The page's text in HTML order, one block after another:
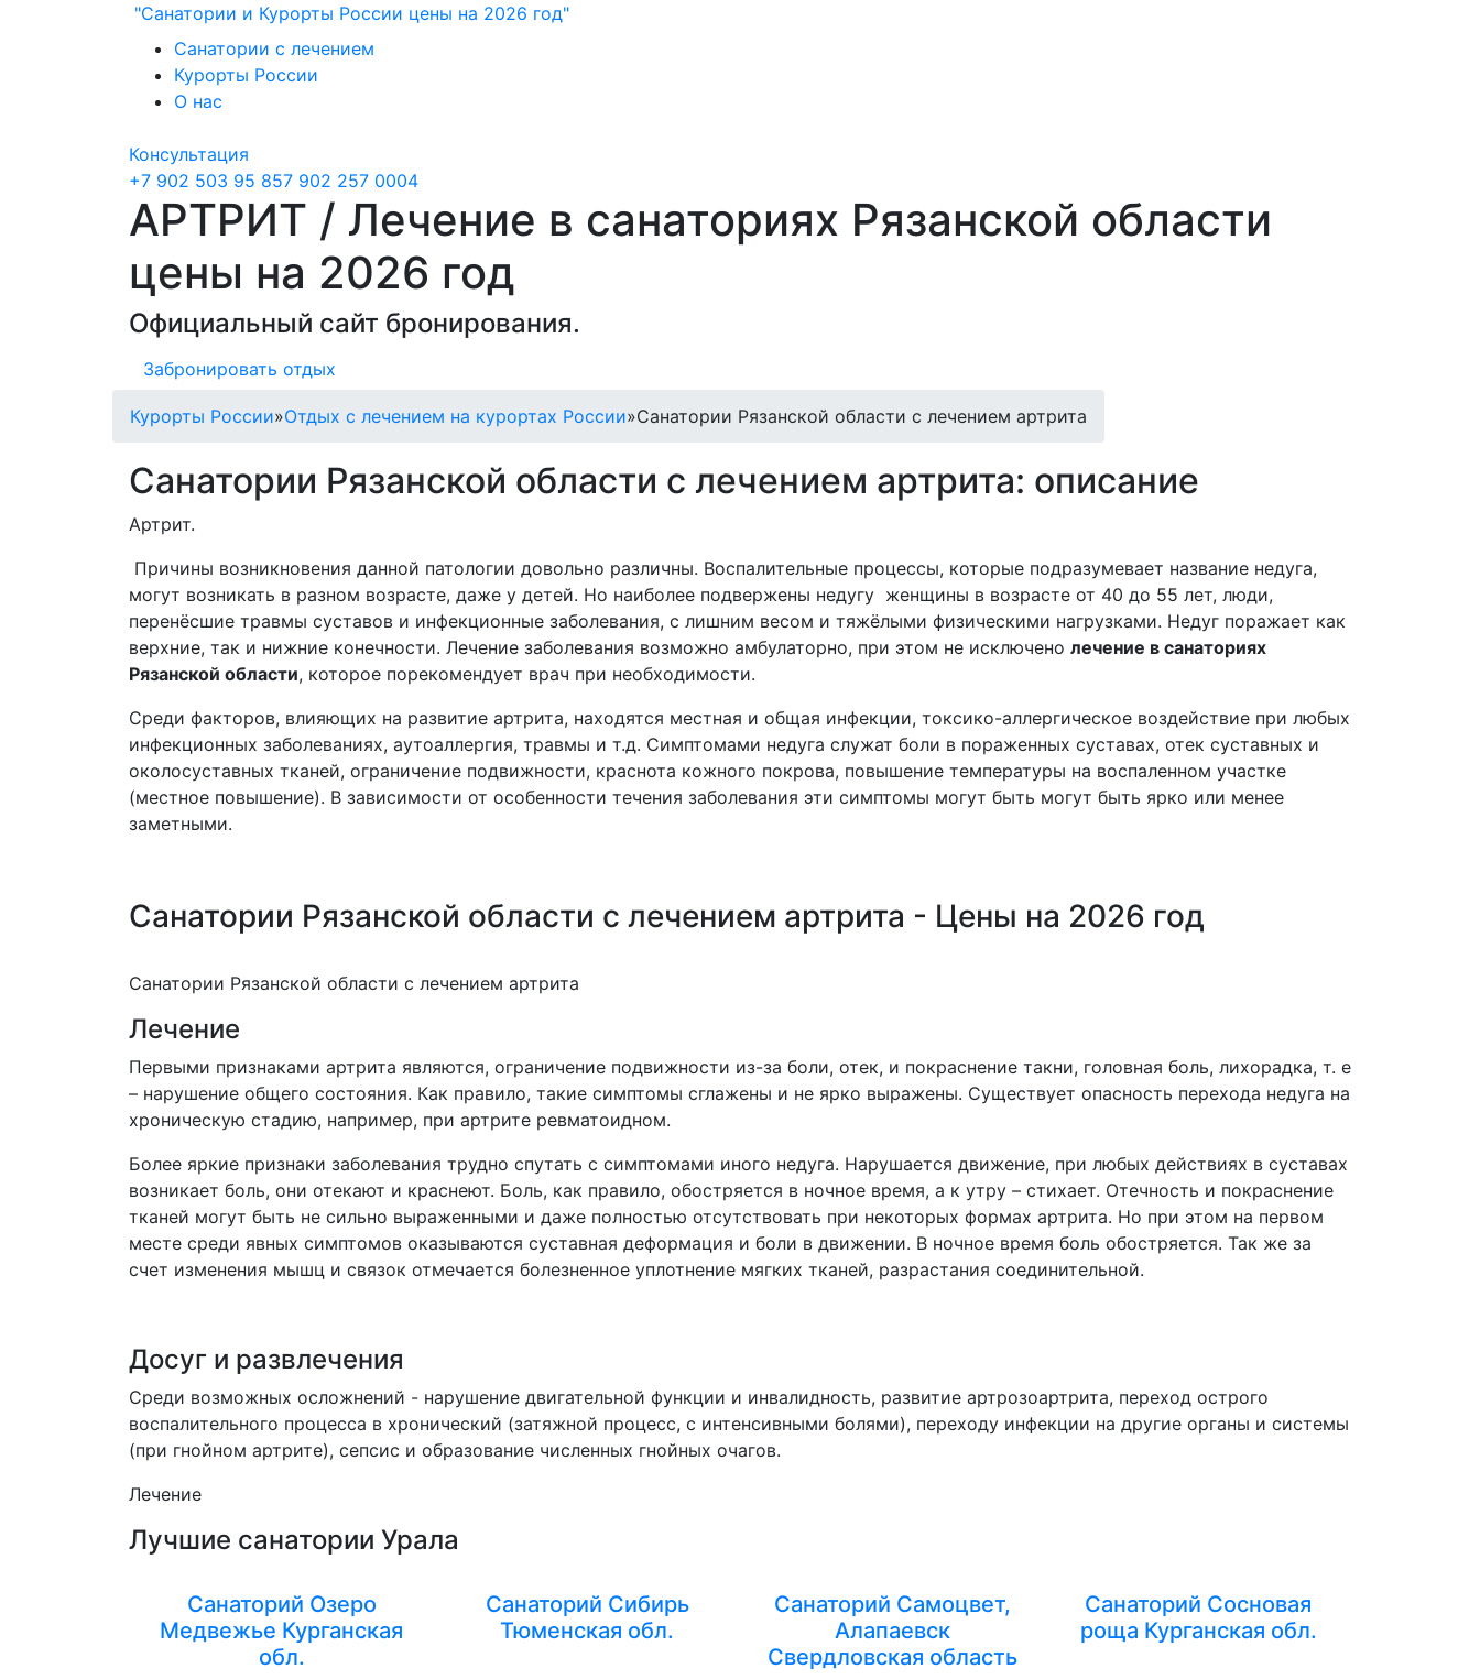
"Санатории и Курорты России цены на 2026 год"
Санатории с лечением
Курорты России
О нас
Консультация
+7 902 503 95 857 902 257 0004
АРТРИТ / Лечение в санаториях Рязанской области
цены на 2026 год
Официальный сайт бронирования.
Забронировать отдых
Курорты России»Отдых с лечением на курортах России»Санатории Рязанской области с лечением артрита
Санатории Рязанской области с лечением артрита: описание
Артрит.
Причины возникновения данной патологии довольно различны. Воспалительные процессы, которые подразумевает название недуга,
могут возникать в разном возрасте, даже у детей. Но наиболее подвержены недугу женщины в возрасте от 40 до 55 лет, люди,
перенёсшие травмы суставов и инфекционные заболевания, с лишним весом и тяжёлыми физическими нагрузками. Недуг поражает как
верхние, так и нижние конечности. Лечение заболевания возможно амбулаторно, при этом не исключено лечение в санаториях
Рязанской области, которое порекомендует врач при необходимости.
Среди факторов, влияющих на развитие артрита, находятся местная и общая инфекции, токсико-аллергическое воздействие при любых
инфекционных заболеваниях, аутоаллергия, травмы и т.д. Симптомами недуга служат боли в пораженных суставах, отек суставных и
околосуставных тканей, ограничение подвижности, краснота кожного покрова, повышение температуры на воспаленном участке
(местное повышение). В зависимости от особенности течения заболевания эти симптомы могут быть могут быть ярко или менее
заметными.
Санатории Рязанской области с лечением артрита - Цены на 2026 год
Санатории Рязанской области с лечением артрита
Лечение
Первыми признаками артрита являются, ограничение подвижности из-за боли, отек, и покраснение такни, головная боль, лихорадка, т. е
– нарушение общего состояния. Как правило, такие симптомы сглажены и не ярко выражены. Существует опасность перехода недуга на
хроническую стадию, например, при артрите ревматоидном.
Более яркие признаки заболевания трудно спутать с симптомами иного недуга. Нарушается движение, при любых действиях в суставах
возникает боль, они отекают и краснеют. Боль, как правило, обостряется в ночное время, а к утру – стихает. Отечность и покраснение
тканей могут быть не сильно выраженными и даже полностью отсутствовать при некоторых формах артрита. Но при этом на первом
месте среди явных симптомов оказываются суставная деформация и боли в движении. В ночное время боль обостряется. Так же за
счет изменения мышц и связок отмечается болезненное уплотнение мягких тканей, разрастания соединительной.
Досуг и развлечения
Среди возможных осложнений - нарушение двигательной функции и инвалидность, развитие артрозоартрита, переход острого
воспалительного процесса в хронический (затяжной процесс, с интенсивными болями), переходу инфекции на другие органы и системы
(при гнойном артрите), сепсис и образование численных гнойных очагов.
Лечение
Лучшие санатории Урала
Санаторий Озеро
Медвежье Курганская
обл.
Санаторий Сибирь
Тюменская обл.
Санаторий Самоцвет,
Алапаевск
Свердловская область
Санаторий Сосновая
роща Курганская обл.